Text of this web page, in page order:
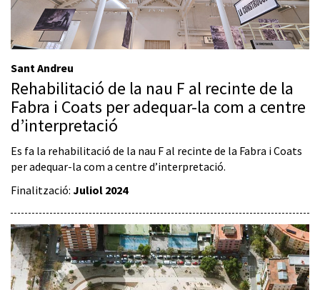
Sant Andreu
Rehabilitació de la nau F al recinte de la
Fabra i Coats per adequar-la com a centre
d’interpretació
Es fa la rehabilitació de la nau F al recinte de la Fabra i Coats
per adequar-la com a centre d’interpretació.
Finalització: Juliol 2024